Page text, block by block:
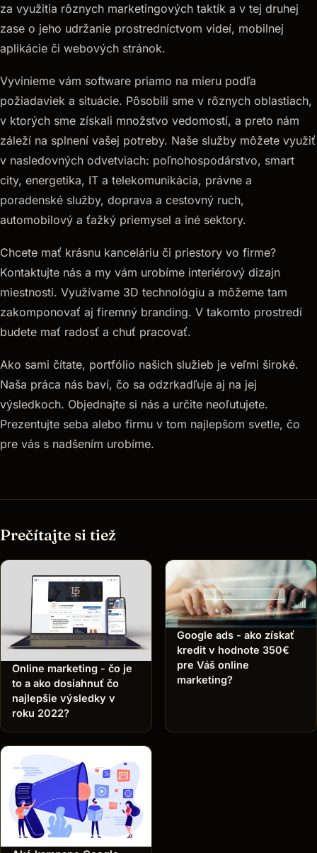
za využitia rôznych marketingových taktík a v tej druhej
zase o jeho udržanie prostredníctvom videí, mobilnej
aplikácie či webových stránok.
Vyvinieme vám software priamo na mieru podľa
požiadaviek a situácie. Pôsobili sme v rôznych oblastiach,
v ktorých sme získali množstvo vedomostí, a preto nám
záleží na splnení vašej potreby. Naše služby môžete využiť
v nasledovných odvetviach: poľnohospodárstvo, smart
city, energetika, IT a telekomunikácia, právne a
poradenské služby, doprava a cestovný ruch,
automobilový a ťažký priemysel a iné sektory.
Chcete mať krásnu kanceláriu či priestory vo firme?
Kontaktujte nás a my vám urobíme interiérový dizajn
miestnosti. Využívame 3D technológiu a môžeme tam
zakomponovať aj firemný branding. V takomto prostredí
budete mať radosť a chuť pracovať.
Ako sami čítate, portfólio našich služieb je veľmi široké.
Naša práca nás baví, čo sa odzrkadľuje aj na jej
výsledkoch. Objednajte si nás a určite neoľutujete.
Prezentujte seba alebo firmu v tom najlepšom svetle, čo
pre vás s nadšením urobíme.
Prečítajte si tiež
Online marketing - čo je
to a ako dosiahnuť čo
najlepšie výsledky v
roku 2022?
Google ads - ako získať
kredit v hodnote 350€
pre Váš online
marketing?